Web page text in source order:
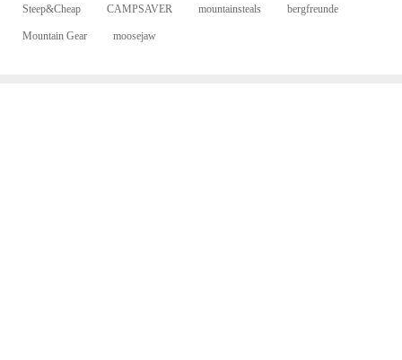
Steep&Cheap CAMPSAVER mountainsteals bergfreunde
Mountain Gear moosejaw